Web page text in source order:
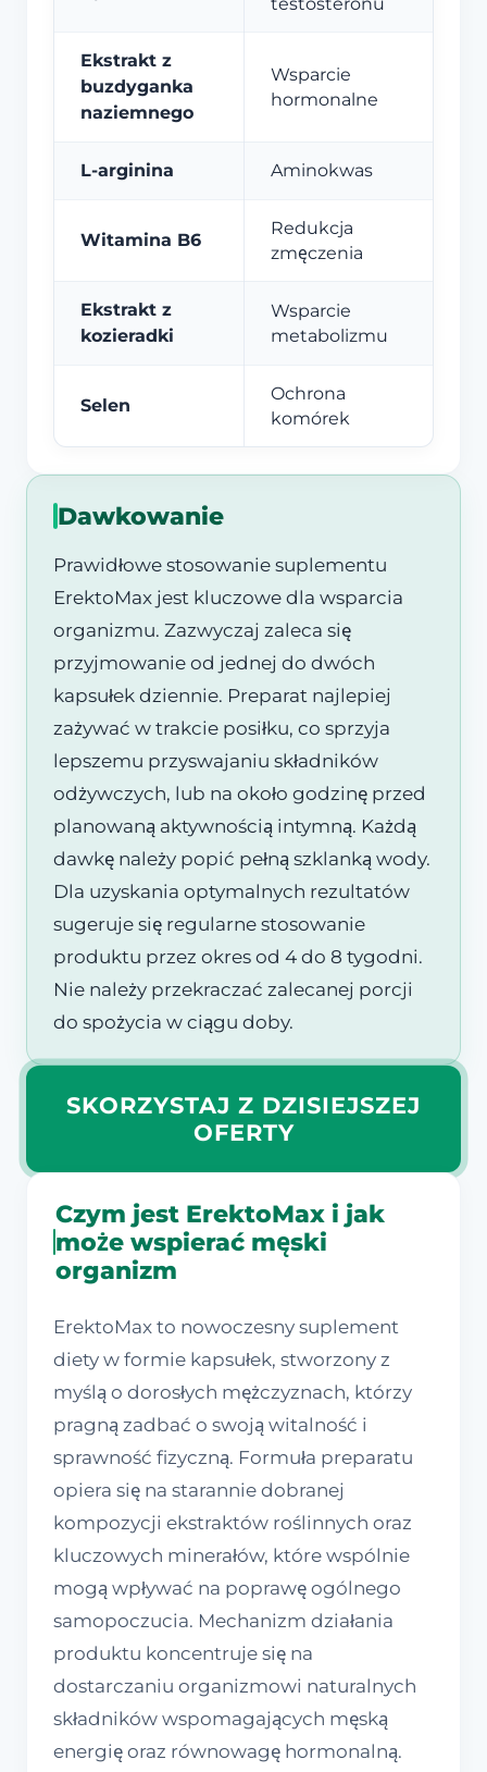
Ekstrakt z
buzdyganka
naziemnego
Wsparcie
hormonalne
L-arginina Aminokwas
Witamina B6
Redukcja
zmęczenia
Ekstrakt z
kozieradki
Wsparcie
metabolizmu
Selen
Ochrona
komórek
Dawkowanie
Prawidłowe stosowanie suplementu
ErektoMax jest kluczowe dla wsparcia
organizmu. Zazwyczaj zaleca się
przyjmowanie od jednej do dwóch
kapsułek dziennie. Preparat najlepiej
zażywać w trakcie posiłku, co sprzyja
lepszemu przyswajaniu składników
odżywczych, lub na około godzinę przed
planowaną aktywnością intymną. Każdą
dawkę należy popić pełną szklanką wody.
Dla uzyskania optymalnych rezultatów
sugeruje się regularne stosowanie
produktu przez okres od 4 do 8 tygodni.
Nie należy przekraczać zalecanej porcji
do spożycia w ciągu doby.
SKORZYSTAJ Z DZISIEJSZEJ
OFERTY
Czym jest ErektoMax i jak
może wspierać męski
organizm
ErektoMax to nowoczesny suplement
diety w formie kapsułek, stworzony z
myślą o dorosłych mężczyznach, którzy
pragną zadbać o swoją witalność i
sprawność fizyczną. Formuła preparatu
opiera się na starannie dobranej
kompozycji ekstraktów roślinnych oraz
kluczowych minerałów, które wspólnie
mogą wpływać na poprawę ogólnego
samopoczucia. Mechanizm działania
produktu koncentruje się na
dostarczaniu organizmowi naturalnych
składników wspomagających męską
energię oraz równowagę hormonalną.